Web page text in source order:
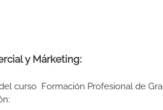
y Márketing:
curso Formación Profesional de